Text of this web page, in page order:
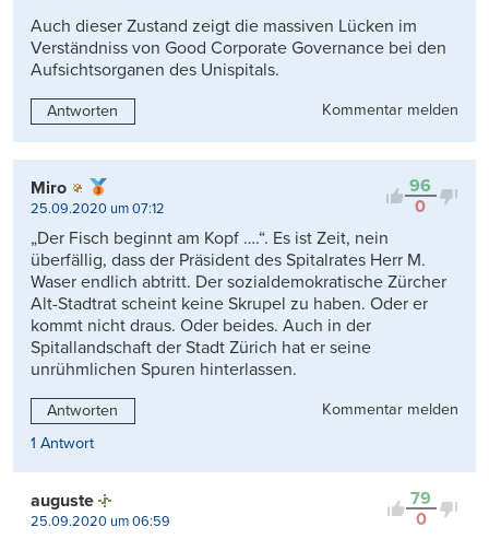
Auch dieser Zustand zeigt die massiven Lücken im
Verständniss von Good Corporate Governance bei den
Aufsichtsorganen des Unispitals.
Antworten Kommentar melden
96
0
Miro
25.09.2020 um 07:12
„Der Fisch beginnt am Kopf ….“. Es ist Zeit, nein
überfällig, dass der Präsident des Spitalrates Herr M.
Waser endlich abtritt. Der sozialdemokratische Zürcher
Alt-Stadtrat scheint keine Skrupel zu haben. Oder er
kommt nicht draus. Oder beides. Auch in der
Spitallandschaft der Stadt Zürich hat er seine
unrühmlichen Spuren hinterlassen.
Antworten
Kommentar melden
1 Antwort
79
0
auguste
25.09.2020 um 06:59